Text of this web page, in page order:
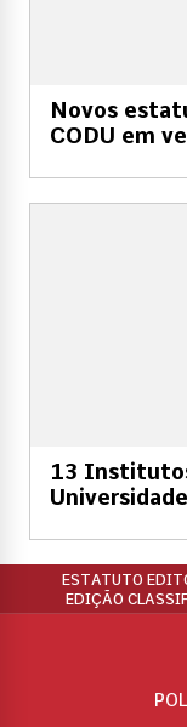
Novos
CODU em
13
ESTATUTO
EDIÇÃO